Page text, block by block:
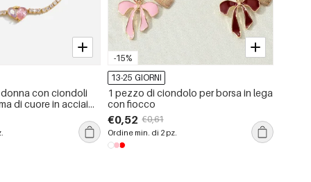
con ciondoli
di cuore in acciaio
color oro e
-15%
13-25 GIORNI
1 pezzo di ciondolo per borsa in lega
con fiocco
€0,52 €0,61
Ordine min. di 2 pz.